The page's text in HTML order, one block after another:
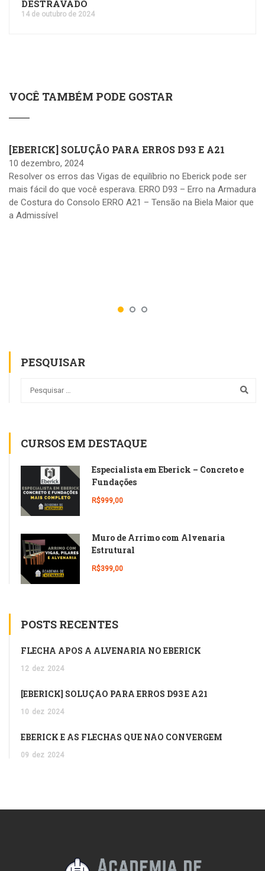
DESTRAVADO
14 de outubro de 2024
VOCÊ TAMBÉM PODE GOSTAR
[EBERICK] SOLUÇÃO PARA ERROS D93 E A21
10 dezembro, 2024
Resolver os erros das Vigas de equilíbrio no Eberick pode ser
mais fácil do que você esperava. ERRO D93 – Erro na Armadura
de Costura do Consolo ERRO A21 – Tensão na Biela Maior que
a Admissível
PESQUISAR
CURSOS EM DESTAQUE
Especialista em Eberick – Concreto e
Fundações
R$999,00
Muro de Arrimo com Alvenaria
Estrutural
R$399,00
POSTS RECENTES
FLECHA APÓS A ALVENARIA NO EBERICK
12 dez 2024
[EBERICK] SOLUÇÃO PARA ERROS D93 E A21
10 dez 2024
EBERICK E AS FLECHAS QUE NÃO CONVERGEM
09 dez 2024